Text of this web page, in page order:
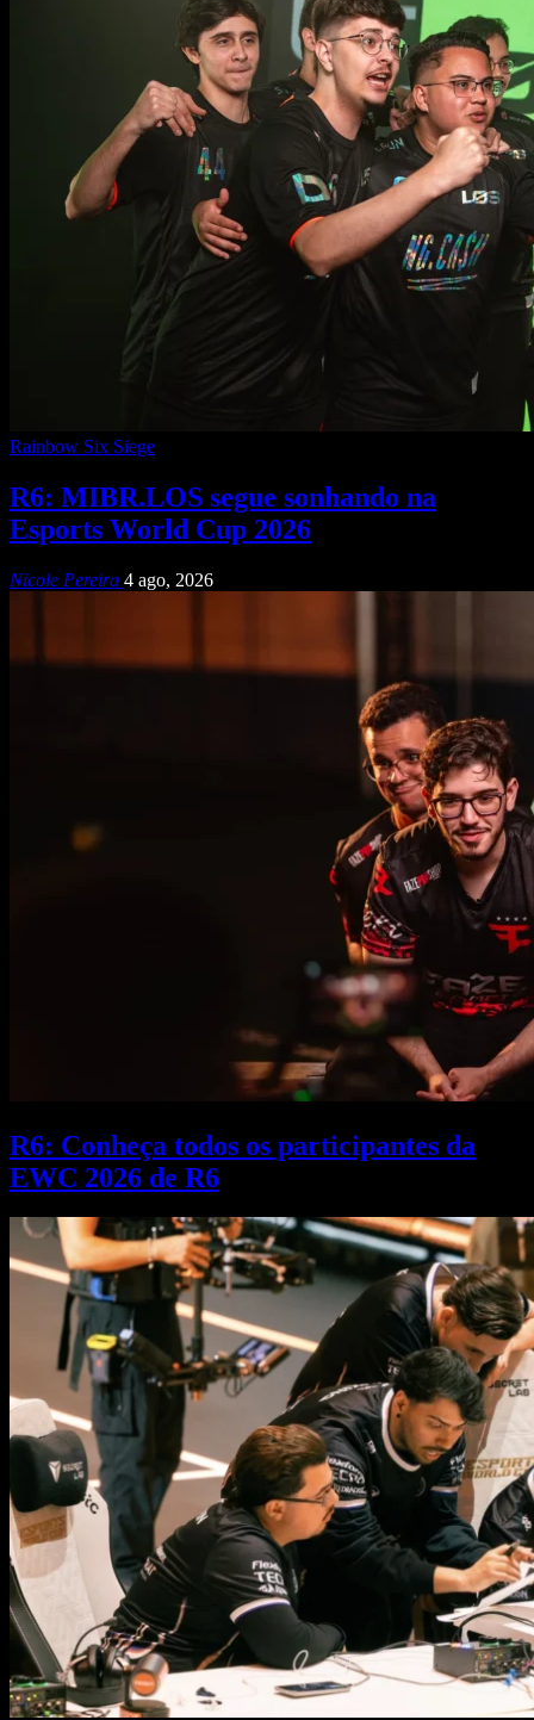
Rainbow Six Siege
R6: MIBR.LOS segue sonhando na
Esports World Cup 2026
Nicole Pereira 4 ago, 2026
R6: Conheça todos os participantes da
EWC 2026 de R6